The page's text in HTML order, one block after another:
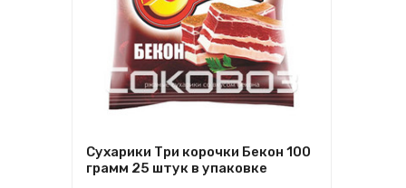
Сухарики Три корочки Бекон 100
грамм 25 штук в упаковке